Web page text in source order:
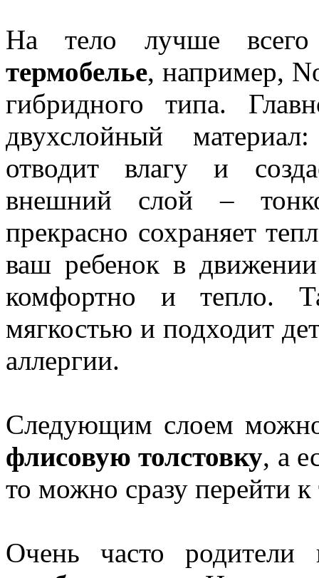
На тело лучше всего
термобелье, например,
гибридного типа.
двухслойный
отводит влагу и
внешний слой –
прекрасно сохраняет
ваш ребенок в
комфортно и тепло.
мягкостью и подходит
аллергии.
Следующим слоем
флисовую толстовку, а
то можно сразу перейти
Очень часто